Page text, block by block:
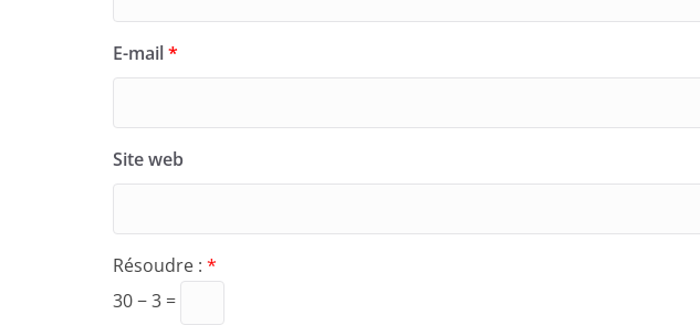
E-mail*
Site web
Résoudre : *
30 − 3 =